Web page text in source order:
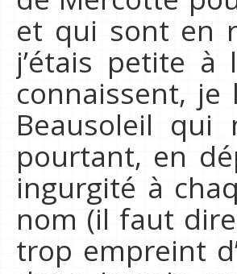
et qui sont en
j’étais petite
connaissent, je
Beausoleil qui
pourtant, en
ingurgité à
nom (il faut
trop empreint